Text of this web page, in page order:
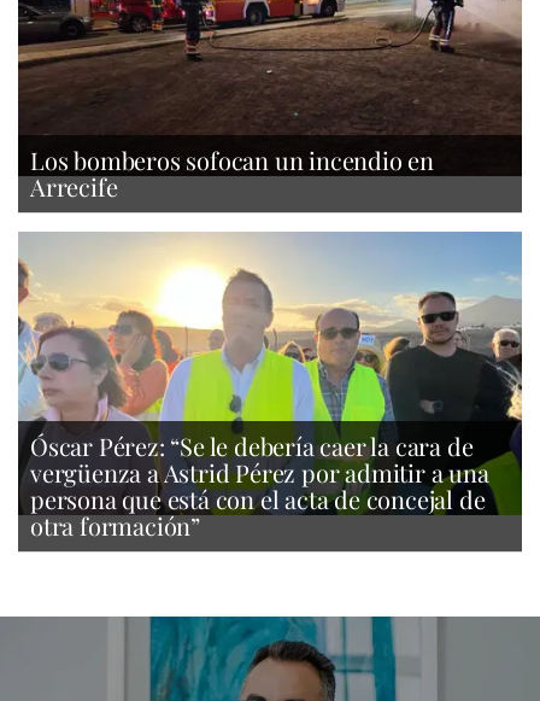
Los bomberos sofocan un incendio en
Arrecife
Óscar Pérez: “Se le debería caer la cara de
vergüenza a Astrid Pérez por admitir a una
persona que está con el acta de concejal de
otra formación”